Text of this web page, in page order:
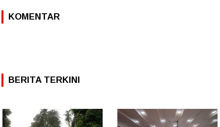
KOMENTAR
BERITA TERKINI